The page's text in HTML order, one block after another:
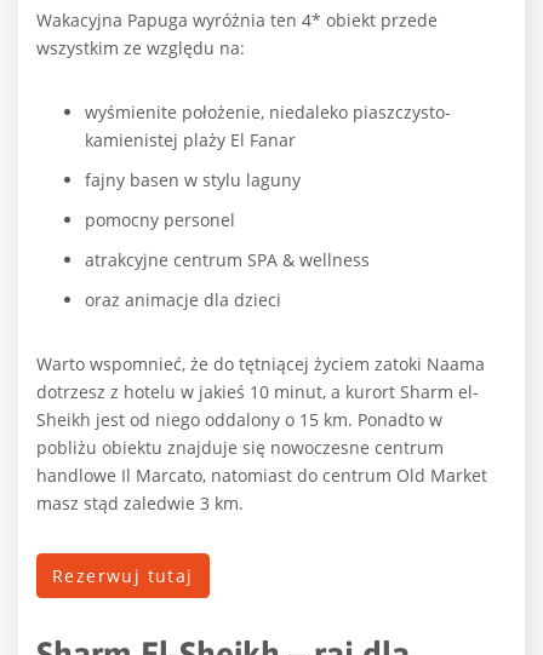
Wakacyjna Papuga wyróżnia ten 4* obiekt przede
wszystkim ze względu na:
wyśmienite położenie, niedaleko piaszczysto-
kamienistej plaży El Fanar
fajny basen w stylu laguny
pomocny personel
atrakcyjne centrum SPA & wellness
oraz animacje dla dzieci
Warto wspomnieć, że do tętniącej życiem zatoki Naama
dotrzesz z hotelu w jakieś 10 minut, a kurort Sharm el-
Sheikh jest od niego oddalony o 15 km. Ponadto w
pobliżu obiektu znajduje się nowoczesne centrum
handlowe Il Marcato, natomiast do centrum Old Market
masz stąd zaledwie 3 km.
Rezerwuj tutaj